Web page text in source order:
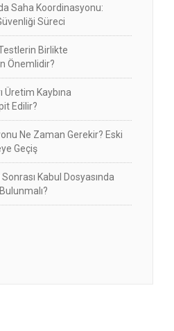
Saha Koordinasyonu:
Süreci
Birlikte
Önemlidir?
Üretim Kaybına
Edilir?
Ne Zaman Gerekir? Eski
Geçiş
Kabul Dosyasında